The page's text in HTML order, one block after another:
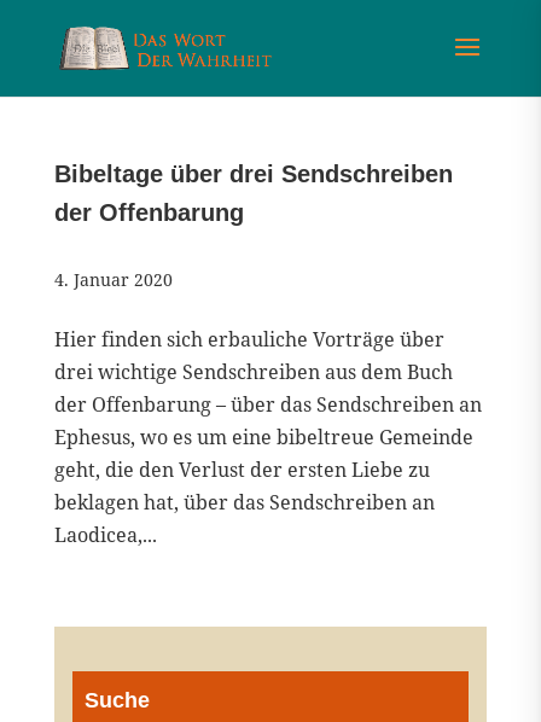
Bibeltage über drei Sendschreiben
der Offenbarung
4. Januar 2020
Hier finden sich erbauliche Vorträge über
drei wichtige Sendschreiben aus dem Buch
der Offenbarung – über das Sendschreiben an
Ephesus, wo es um eine bibeltreue Gemeinde
geht, die den Verlust der ersten Liebe zu
beklagen hat, über das Sendschreiben an
Laodicea,...
Suche